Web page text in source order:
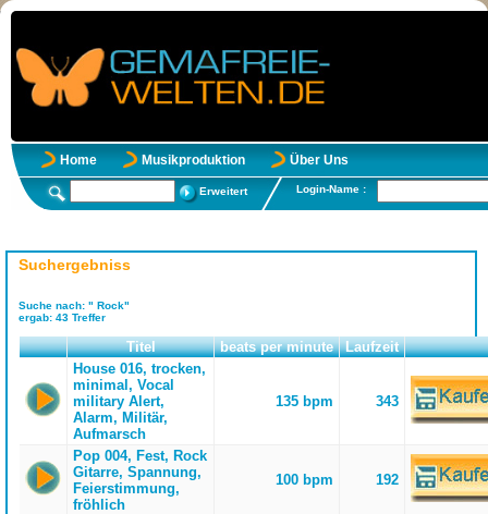
Home Musikproduktion Über Uns
Erweitert Login-Name :
Suchergebniss
Suche nach: " Rock"
ergab: 43 Treffer
Titel beats per minute
Laufzeit
House 016, trocken,
minimal, Vocal
military Alert,
Alarm, Militär,
Aufmarsch
135 bpm 343
Pop 004, Fest, Rock
Gitarre, Spannung,
Feierstimmung,
fröhlich
100 bpm 192